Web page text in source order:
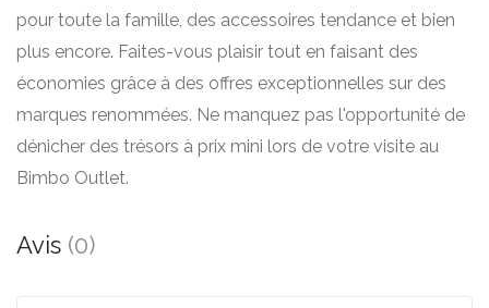
pour toute la famille, des accessoires tendance et bien
plus encore. Faites-vous plaisir tout en faisant des
économies grâce à des offres exceptionnelles sur des
marques renommées. Ne manquez pas l'opportunité de
dénicher des trésors à prix mini lors de votre visite au
Bimbo Outlet.
Avis (0)